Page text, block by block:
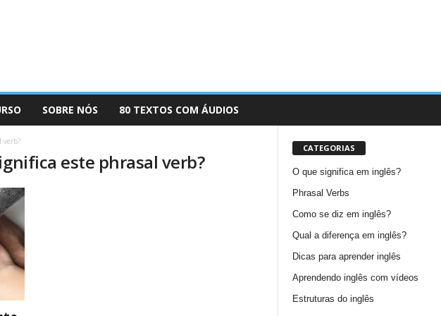
SOBRE NÓS 80 TEXTOS COM ÁUDIOS
verb?
este phrasal verb?
CATEGORIAS
O que significa em inglês?
Phrasal Verbs
Como se diz em inglês?
Qual a diferença em inglês?
Dicas para aprender inglês
Aprendendo inglês com vídeos
Estruturas do inglês